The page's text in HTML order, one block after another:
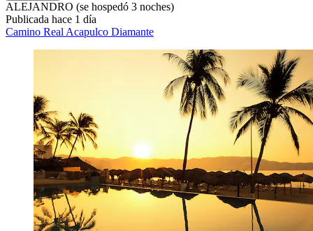
ALEJANDRO (se hospedó 3 noches)
Publicada hace 1 día
Camino Real Acapulco Diamante